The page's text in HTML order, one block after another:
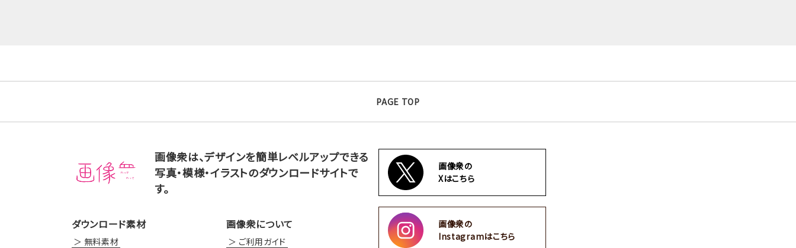
PAGE TOP
画像衆は、デザインを簡単レベルアップできる
写真・模様・イラストのダウンロードサイトで
す。
ダウンロード素材
無料素材
画像衆について
ご利用ガイド
画像衆の
Xはこちら
画像衆の
Instagramはこちら